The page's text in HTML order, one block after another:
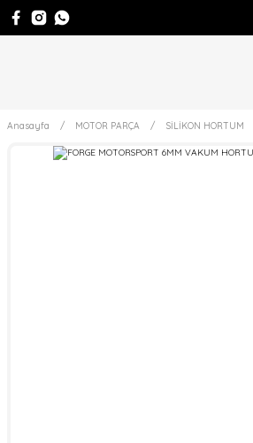
Anasayfa MOTOR PARÇA SİLİKON HORTUM